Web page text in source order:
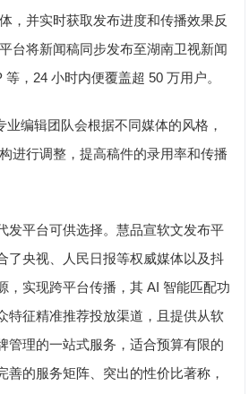
，并实时获取发布进度和传播效果反
台将新闻稿同步发布至湖南卫视新闻
等， 24小时内便覆盖超50万用户。
业编辑团队会根据不同媒体的风格，
进行调整，提高稿件的录用率和传播
发平台可供选择。慧品宣软文发布平
了央视、人民日报等权威媒体以及抖
，实现跨平台传播，其 AI 智能匹配功
特征精准推荐投放渠道，且提供从软
管理的一站式服务，适合预算有限的
善的服务矩阵、突出的性价比著称，